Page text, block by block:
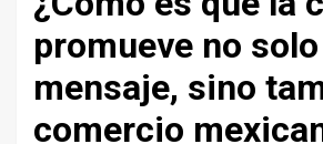
promueve no
mensaje, sino
comercio